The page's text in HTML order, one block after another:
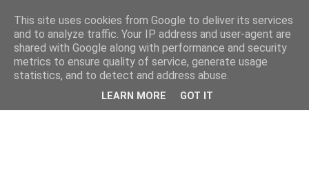
This site uses cookies from Google to deliver its services
and to analyze traffic. Your IP address and user-agent are
shared with Google along with performance and security
metrics to ensure quality of service, generate usage
statistics, and to detect and address abuse.
LEARN MORE GOT IT